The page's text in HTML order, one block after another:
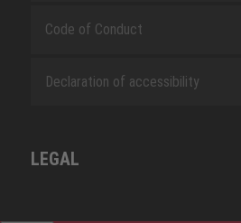
Code of Conduct
Declaration of accessibility
LEGAL